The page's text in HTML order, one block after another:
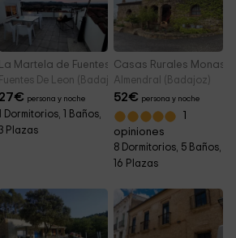
(Badajoz)
La Martela de Fuentes
Fuentes De Leon (Badajoz)
27€ persona y noche
1 Dormitorios, 1 Baños,
Plazas
Casas Rurales
Almendral (Badajoz)
52€ persona y noche
opiniones
8 Dormitorios, 5 Baños,
16 Plazas